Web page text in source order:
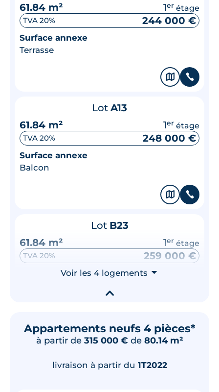
🗞 📞
43.33 m²
204 000 €
🗞 📞
61.84 m²
1er étage
TVA 20% 244 000 €
Surface annexe
Terrasse
🗞 📞
Lot A13
61.84 m²
1er étage
TVA 20% 248 000 €
Surface annexe
Balcon
🗞 📞
Lot B23
61.84 m²
1er étage
TVA 20% 259 000 €
Surface annexe
LotB21
61.84 m²
1
Voir les 4 logements ⮟
▾
Appartements neufs 4 pièces*
à partir de 315 000 € de 80.14 m²
livraison à partir du 1T2022